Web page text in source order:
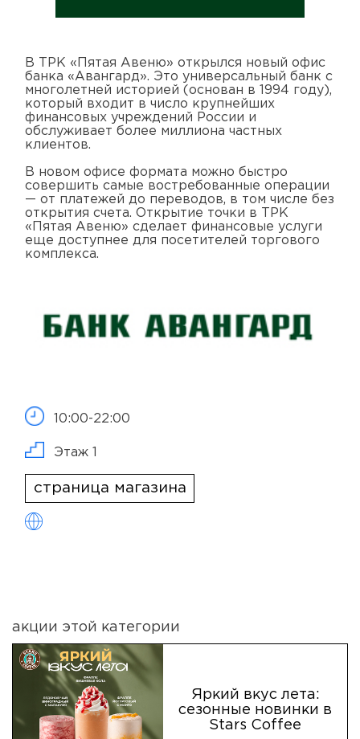
В ТРК «Пятая Авеню» открылся новый офис
банка «Авангард». Это универсальный банк с
многолетней историей (основан в 1994 году),
который входит в число крупнейших
финансовых учреждений России и
обслуживает более миллиона частных
клиентов.
В новом офисе формата можно быстро
совершить самые востребованные операции
— от платежей до переводов, в том числе без
открытия счета. Открытие точки в ТРК
«Пятая Авеню» сделает финансовые услуги
еще доступнее для посетителей торгового
комплекса.
10:00-22:00
Этаж 1
страница магазина
акции этой категории
Яркий вкус лета:
сезонные новинки в
Stars Coffee